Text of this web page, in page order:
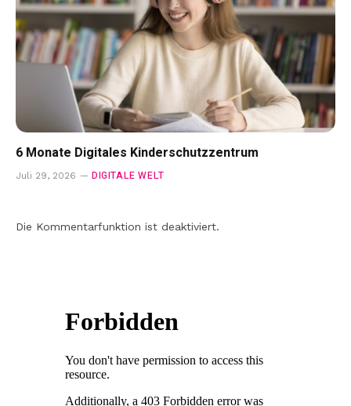
6 Monate Digitales Kinderschutzzentrum
Juli 29, 2026 DIGITALE WELT
Die Kommentarfunktion ist deaktiviert.